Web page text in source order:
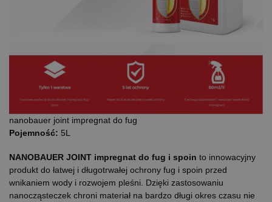
nanobauer joint impregnat do fug
Pojemność: 5L
NANOBAUER JOINT impregnat do fug i spoin to innowacyjny
produkt do łatwej i długotrwałej ochrony fug i spoin przed
wnikaniem wody i rozwojem pleśni. Dzięki zastosowaniu
nanocząsteczek chroni materiał na bardzo długi okres czasu nie